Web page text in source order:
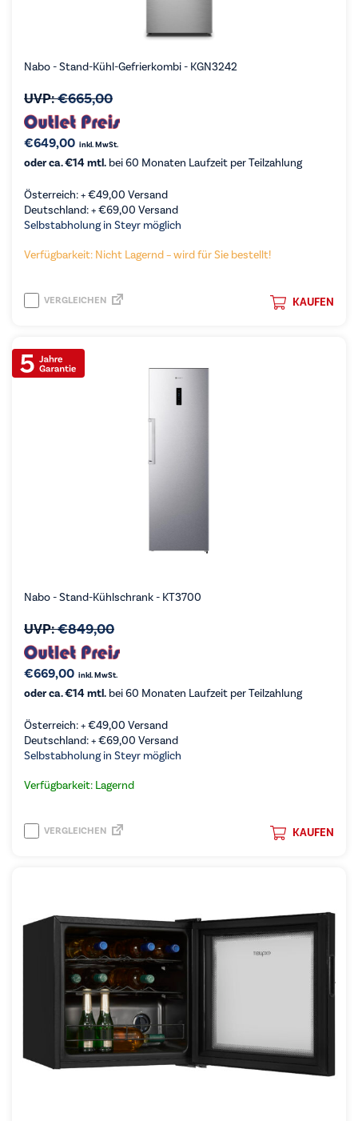
Nabo - Stand-Kühl-Gefrierkombi - KGN3242
UVP:€665,00
€649,00 inkl. MwSt.
oder ca. €14 mtl. bei 60 Monaten Laufzeit per Teilzahlung
Österreich: +€49,00 Versand
Deutschland: +€69,00 Versand
Selbstabholung in Steyr möglich
Verfügbarkeit: Nicht Lagernd – wird für Sie bestellt!
KAUFEN
VERGLEICHEN
Nabo - Stand-Kühlschrank - KT3700
UVP:€849,00
€669,00 inkl. MwSt.
oder ca. €14 mtl. bei 60 Monaten Laufzeit per Teilzahlung
Österreich: +€49,00 Versand
Deutschland: +€69,00 Versand
Selbstabholung in Steyr möglich
Verfügbarkeit: Lagernd
KAUFEN
VERGLEICHEN